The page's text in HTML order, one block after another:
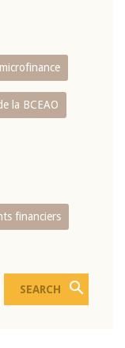
la BCEAO
financiers